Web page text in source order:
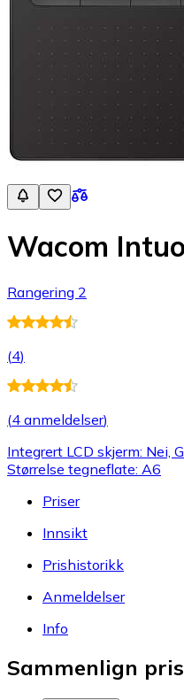
Wacom
Rangering 2
(4)
(4 anmeldelser)
Integrert LCD skjerm: Nei,
Størrelse tegneflate: A6
Priser
Innsikt
Prishistorikk
Anmeldelser
Info
Sammenlign